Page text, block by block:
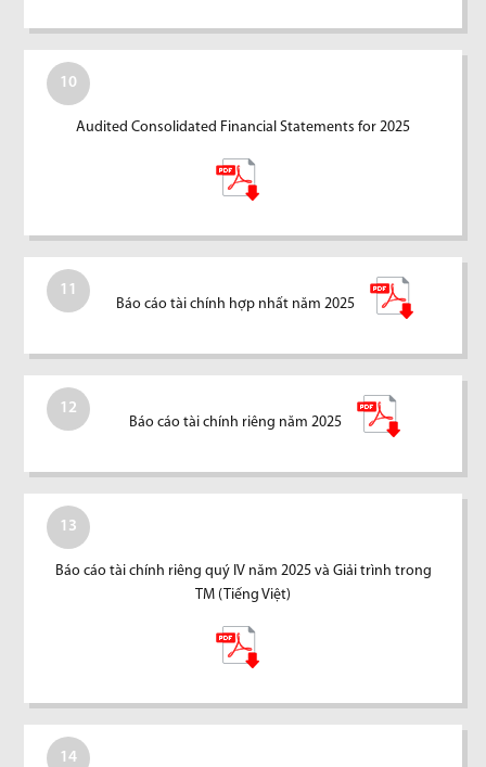
10
Audited Consolidated Financial Statements for 2025
11
Báo cáo tài chính hợp nhất năm 2025
12
Báo cáo tài chính riêng năm 2025
13
Báo cáo tài chính riêng quý IV năm 2025 và Giải trình trong
TM (Tiếng Việt)
14